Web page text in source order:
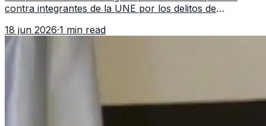
contra integrantes de la UNE por los delitos de
18 jun 2026·1 min read